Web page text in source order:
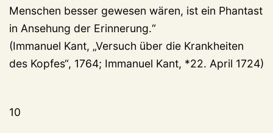
Menschen besser gewesen wären, ist ein Phantast
in Ansehung der Erinnerung.“
(Immanuel Kant, „Versuch über die Krankheiten
des Kopfes“, 1764; Immanuel Kant, *22. April 1724)
10